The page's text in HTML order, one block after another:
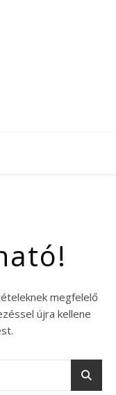
megfelelő
újra kellene